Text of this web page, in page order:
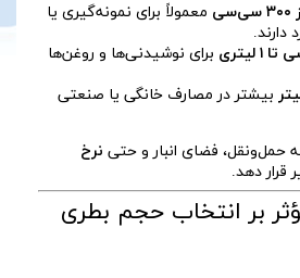
معمولاً برای نمونه‌گیری یا
دارند.
برای نوشیدنی‌ها و روغن‌ها
بیشتر در مصارف خانگی یا صنعتی
فضای انبار و حتی نرخ
قرار دهد.
مؤثر بر انتخاب حجم بطری